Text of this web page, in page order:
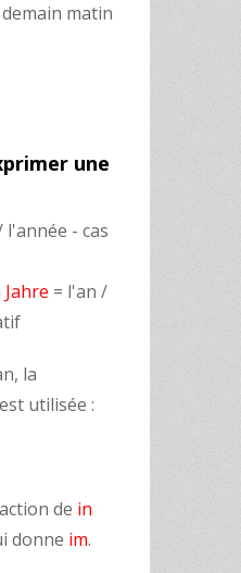
demain matin
une
l'année - cas
= l'an /
la
est utilisée :
de in
donne im.